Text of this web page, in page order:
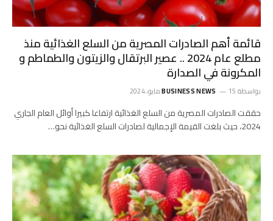
قائمة أهم الصادرات المصرية من السلع الغذائية منذ
مطلع عام 2024 .. عصير البرتقال والزيتون والطماطم و
المكرونة في الصدارة
بواسطة BUSINESS NEWS 15 مايو، 2024
حققت الصادرات المصرية من السلع الغذائية ارتفاعا كبيرا أوائل العام الجاري
2024، حيث بلغت القيمة الإجمالية لصادرات السلع الغذائية نحو…